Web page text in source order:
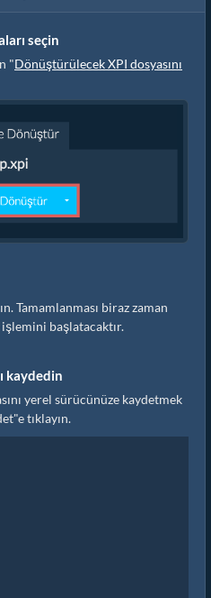
seçin
"Dönüştürülecek XPI dosyasını
Tamamlanması biraz zaman
başlatacaktır.
kaydedin
yerel sürücünüze kaydetmek
tıklayın.